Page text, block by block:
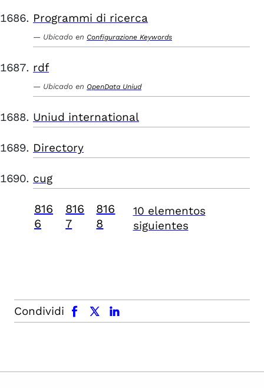
Programmi di ricerca
Ubicado en Configurazione Keywords
rdf
Ubicado en OpenData Uniud
Uniud international
Directory
cug
816
6
816
7
816
8
10 elementos
siguientes
Condividi
facebook x.com linkedin